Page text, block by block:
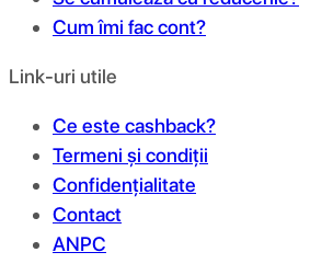
Cum îmi fac cont?
Link-uri utile
Ce este cashback?
Termeni și condiții
Confidențialitate
Contact
ANPC